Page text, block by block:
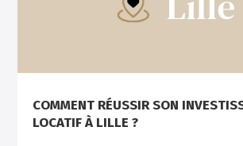
COMMENT RÉUSSIR SON
LOCATIF À LILLE ?